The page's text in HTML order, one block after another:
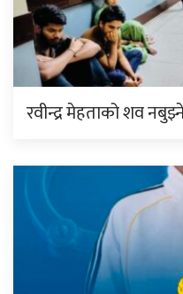
रवीन्द्र मेहताको शव